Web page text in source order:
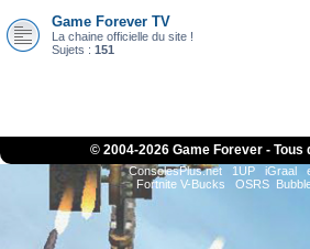
Game Forever TV
La chaine officielle du site !
Sujets : 151
© 2004-2026 Game Forever -
ConsolesPlus.net 1UP iGraal
Fortnite V-Bucks
OSRS